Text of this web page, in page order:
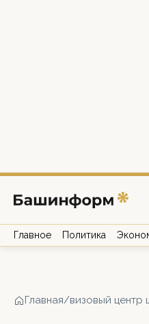
Главное Политика
Главная/визовый центр